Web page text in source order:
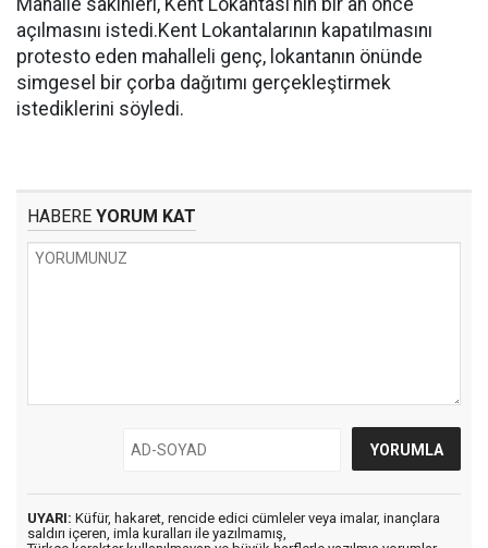
Mahalle sakinleri, Kent Lokantası’nın bir an önce
açılmasını istedi.Kent Lokantalarının kapatılmasını
protesto eden mahalleli genç, lokantanın önünde
simgesel bir çorba dağıtımı gerçekleştirmek
istediklerini söyledi.
HABERE YORUM KAT
UYARI: Küfür, hakaret, rencide edici cümleler veya imalar, inançlara
saldırı içeren, imla kuralları ile yazılmamış,